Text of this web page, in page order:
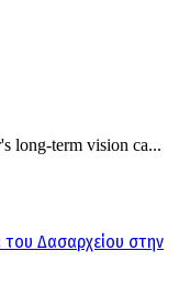
long-term vision ca...
Δασαρχείου στην